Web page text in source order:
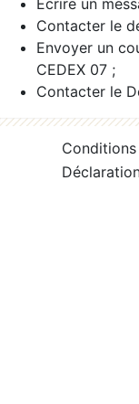
Écrire un
Contacter le
Envoyer un
CEDEX 07 ;
Contacter le